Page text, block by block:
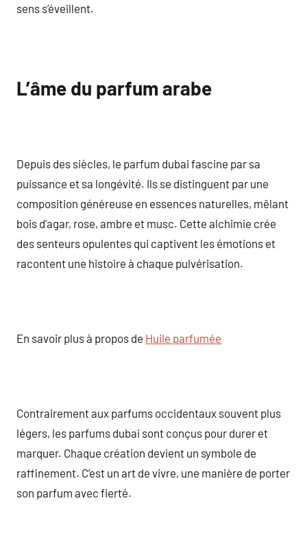
sens s’éveillent.
L’âme du parfum arabe
Depuis des siècles, le parfum dubai fascine par sa
puissance et sa longévité. Ils se distinguent par une
composition généreuse en essences naturelles, mêlant
bois d’agar, rose, ambre et musc. Cette alchimie crée
des senteurs opulentes qui captivent les émotions et
racontent une histoire à chaque pulvérisation.
En savoir plus à propos de Huile parfumée
Contrairement aux parfums occidentaux souvent plus
légers, les parfums dubai sont conçus pour durer et
marquer. Chaque création devient un symbole de
raffinement. C’est un art de vivre, une manière de porter
son parfum avec fierté.